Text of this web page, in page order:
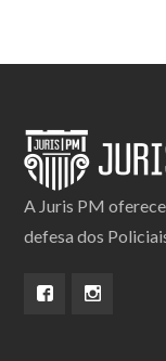
A Juris PM
defesa dos